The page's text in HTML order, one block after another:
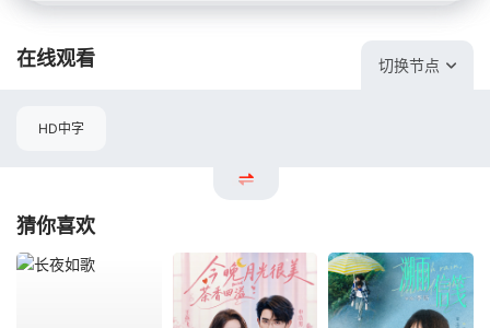
在线观看 切换节点
HD中字
猜你喜欢